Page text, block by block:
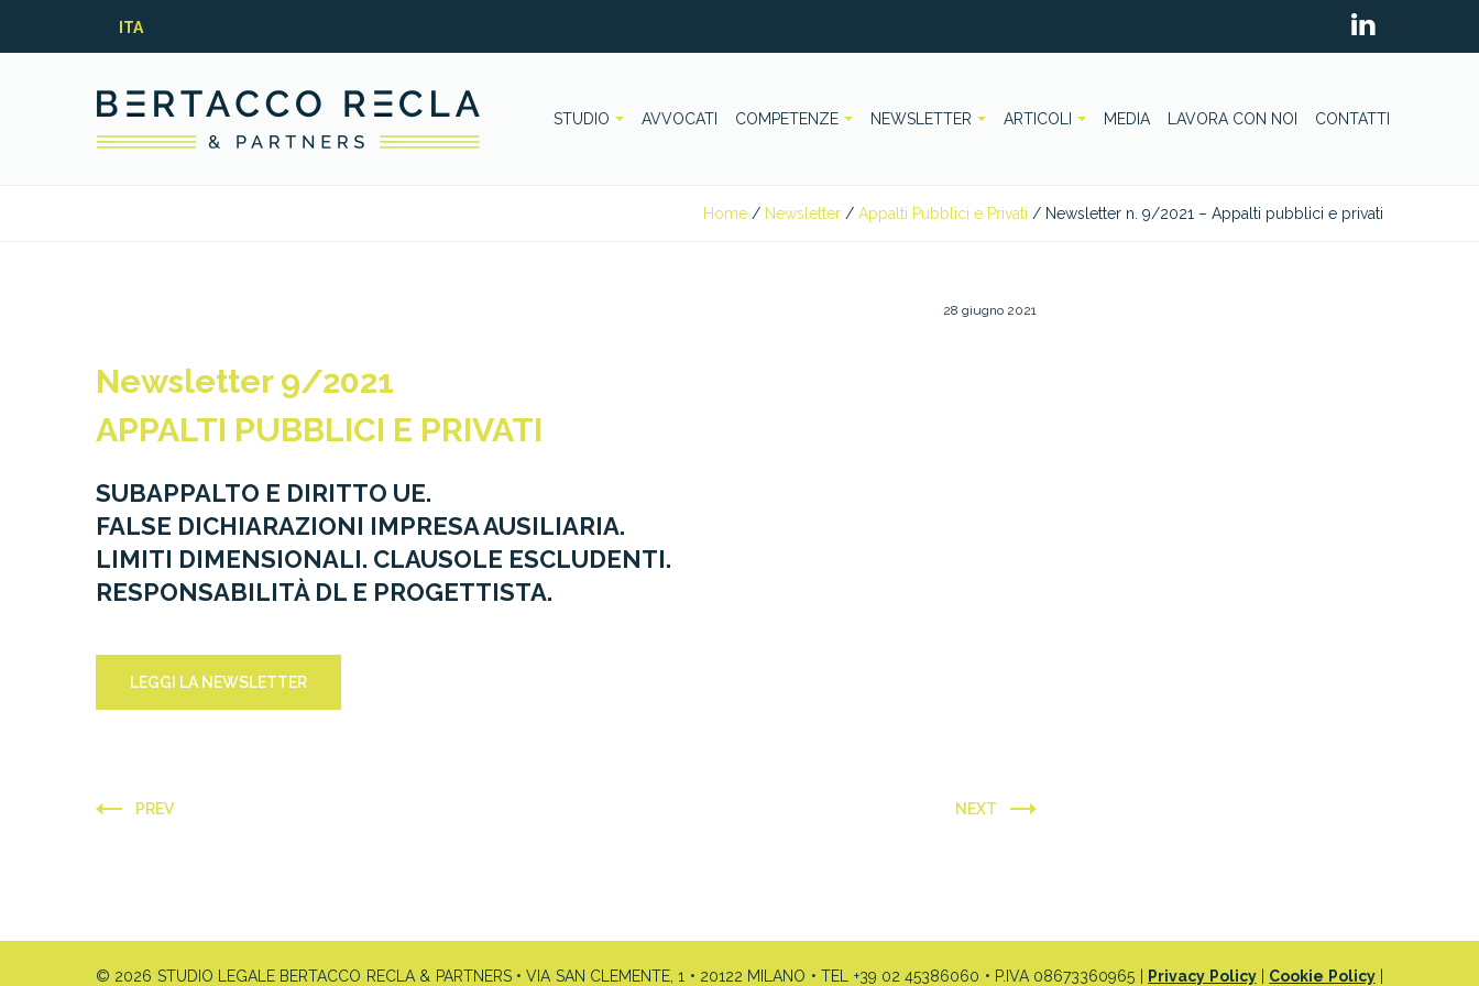
ITA
STUDIO AVVOCATI COMPETENZE NEWSLETTER ARTICOLI MEDIA LAVORA CON NOI CONTATTI
Home / Newsletter / Appalti Pubblici e Privati / Newsletter n. 9/2021 – Appalti pubblici e privati
28 giugno 2021
Newsletter 9/2021
APPALTI PUBBLICI E PRIVATI
SUBAPPALTO E DIRITTO UE.
FALSE DICHIARAZIONI IMPRESA AUSILIARIA.
LIMITI DIMENSIONALI. CLAUSOLE ESCLUDENTI.
RESPONSABILITÀ DL E PROGETTISTA.
LEGGI LA NEWSLETTER
PREV NEXT
© 2026 STUDIO LEGALE BERTACCO RECLA & PARTNERS • VIA SAN CLEMENTE, 1 • 20122 MILANO • TEL +39 02 45386060 • P.IVA 08673360965 | Privacy Policy| Cookie Policy|